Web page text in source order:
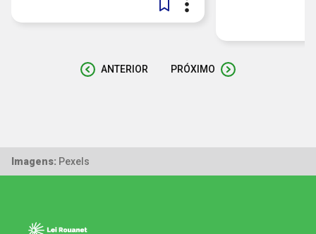
ANTERIOR PRÓXIMO
Imagens: Pexels